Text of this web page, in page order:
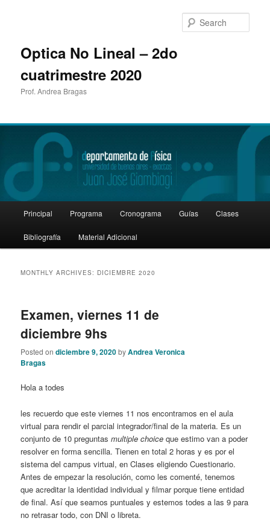
Optica No Lineal – 2do
cuatrimestre 2020
Prof. Andrea Bragas
Skip
to
Skip
to
Principal Programa Cronograma Guías Clases
Bibliografía Material Adicional
MONTHLY ARCHIVES: DICIEMBRE 2020
Examen, viernes 11 de
diciembre 9hs
Posted ondiciembre 9, 2020byAndrea Veronica
Bragas
Hola a todes
les recuerdo que este viernes 11 nos encontramos en el aula
virtual para rendir el parcial integrador/final de la materia. Es un
conjunto de 10 preguntasmultiple choice que estimo van a poder
resolver en forma sencilla. Tienen en total 2 horas y es por el
sistema del campus virtual, en Clases eligiendo Cuestionario.
Antes de empezar la resolución, como les comenté, tenemos
que acreditar la identidad individual y filmar porque tiene entidad
de final. Así que seamos puntuales y estemos todes a las 9 para
no retrasar todo, con DNI o libreta.